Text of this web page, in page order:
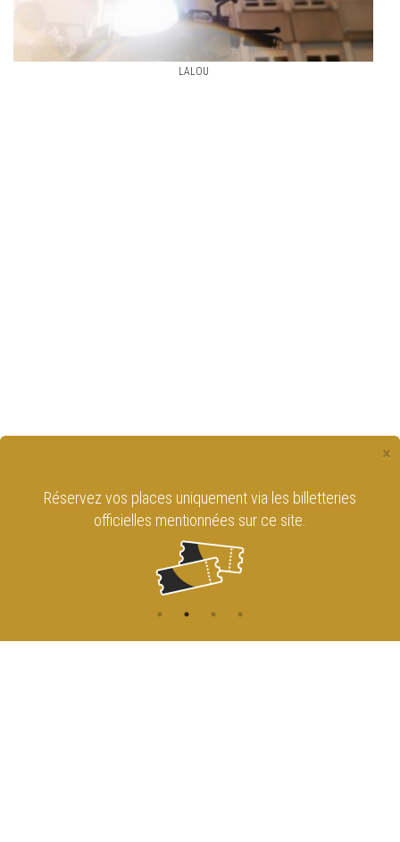
LALOU
×
Réservez vos places uniquement via les billetteries
officielles mentionnées sur ce site.